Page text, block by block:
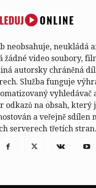
neobsahuje, neukládá
žádné video soubory,
autorsky chráněná
Služba funguje
vyhledávač
odkazů na obsah, který
a veřejně sdílen
serverech třetích stran.